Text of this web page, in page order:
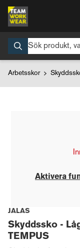
Arbetsskor
Aktivera
JALAS
Skyddssko -
TEMPUS